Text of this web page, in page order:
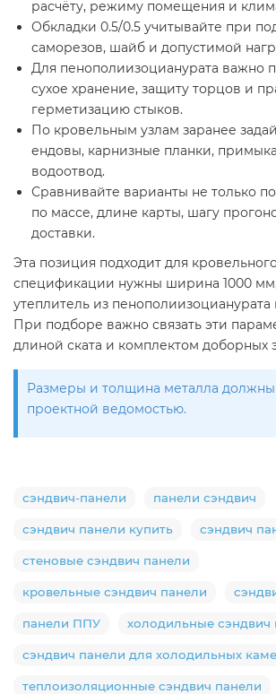
расчёту, режиму помещения и
Обкладки 0.5/0.5 учитывайте при
саморезов, шайб и допустимой
Для пенополиизоцианурата важно
сухое хранение, защиту торцов и
герметизацию стыков.
По кровельным узлам заранее
ендовы, карнизные планки,
водоотвод.
Сравнивайте варианты не только
по массе, длине карты, шагу
доставки.
Эта позиция подходит для
спецификации нужны ширина 1000
утеплитель из пенополиизоцианурата
При подборе важно связать эти
длиной ската и комплектом доборных
Размеры и толщина металла должны
проектной ведомостью.
сэндвич-панели панели сэндвич
сэндвич панели купить сэндвич
стеновые сэндвич панели
кровельные сэндвич панели
панели ППУ холодильные сэндвич
сэндвич панели для холодильных
теплоизоляционные сэндвич панели